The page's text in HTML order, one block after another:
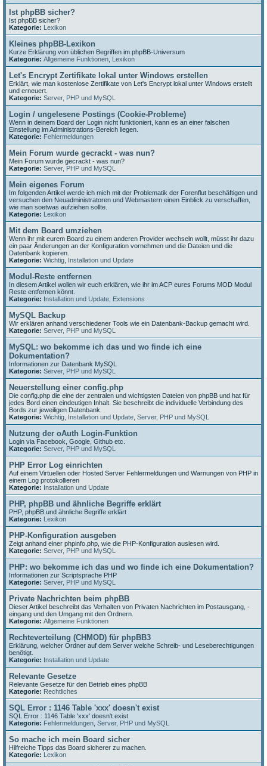
Ist phpBB sicher?
Ist phpBB sicher?
Kategorie: Lexikon
Kleines phpBB-Lexikon
Kurze Erklärung von üblichen Begriffen im phpBB-Universum
Kategorie: Allgemeine Funktionen Lexikon
Let's Encrypt Zertifikate lokal unter Windows erstellen
Erklärt, wie man kostenlose Zertifikate von Let's Encrypt lokal unter Windows erstellt
und erneuert.
Kategorie: Server, PHP und MySQL
Login / ungelesene Postings (Cookie-Probleme)
Wenn in deinem Board der Login nicht funktioniert, kann es an einer falschen
Einstellung im Administrations-Bereich liegen.
Kategorie: Fehlermeldungen
Mein Forum wurde gecrackt - was nun?
Mein Forum wurde gecrackt - was nun?
Kategorie: Server, PHP und MySQL
Mein eigenes Forum
Im folgenden Artikel werde ich mich mit der Problematik der Forenflut beschäftigen und
versuchen den Neuadministratoren und Webmastern einen Einblick zu verschaffen,
wie man soetwas aufziehen sollte.
Kategorie: Lexikon
Mit dem Board umziehen
Wenn ihr mit eurem Board zu einem anderen Provider wechseln wollt, müsst ihr dazu
ein paar Änderungen an der Konfiguration vornehmen und die Dateien und die
Datenbank kopieren.
Kategorie: Wichtig Installation und Update
Modul-Reste entfernen
In diesem Artikel wollen wir euch erklären, wie ihr im ACP eures Forums MOD Modul
Reste entfernen könnt.
Kategorie: Installation und Update Extensions
MySQL Backup
Wir erklären anhand verschiedener Tools wie ein Datenbank-Backup gemacht wird.
Kategorie: Server, PHP und MySQL
MySQL: wo bekomme ich das und wo finde ich eine
Dokumentation?
Informationen zur Datenbank MySQL
Kategorie: Server, PHP und MySQL
Neuerstellung einer config.php
Die config.php die eine der zentralen und wichtigsten Dateien von phpBB und hat für
jedes Bord einen eindeutigen Inhalt. Sie beschreibt die individuelle Verbindung des
Bords zur jeweiligen Datenbank.
Kategorie: Wichtig Installation und Update Server, PHP und MySQL
Nutzung der oAuth Login-Funktion
Login via Facebook, Google, Github etc.
Kategorie: Server, PHP und MySQL
PHP Error Log einrichten
Auf einem Virtuellen oder Hosted Server Fehlermeldungen und Warnungen von PHP in
einem Log protokollieren
Kategorie: Installation und Update
PHP, phpBB und ähnliche Begriffe erklärt
PHP, phpBB und ähnliche Begriffe erklärt
Kategorie: Lexikon
PHP-Konfiguration ausgeben
Zeigt anhand einer phpinfo.php, wie die PHP-Konfiguration auslesen wird.
Kategorie: Server, PHP und MySQL
PHP: wo bekomme ich das und wo finde ich eine Dokumentation?
Informationen zur Scriptsprache PHP
Kategorie: Server, PHP und MySQL
Private Nachrichten beim phpBB
Dieser Artikel beschreibt das Verhalten von Privaten Nachrichten im Postausgang, -
eingang und den Umgang mit den Ordnern.
Kategorie: Allgemeine Funktionen
Rechteverteilung (CHMOD) für phpBB3
Erklärung, welcher Ordner auf dem Server welche Schreib- und Leseberechtigungen
benötigt.
Kategorie: Installation und Update
Relevante Gesetze
Relevante Gesetze für den Betrieb eines phpBB
Kategorie: Rechtliches
SQL Error : 1146 Table 'xxx' doesn't exist
SQL Error : 1146 Table 'xxx' doesn't exist
Kategorie: Fehlermeldungen Server, PHP und MySQL
So mache ich mein Board sicher
Hilfreiche Tipps das Board sicherer zu machen.
Kategorie: Lexikon